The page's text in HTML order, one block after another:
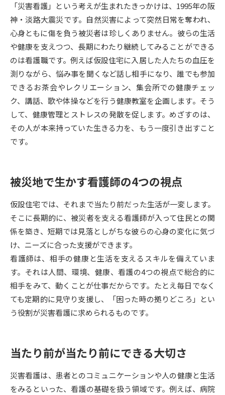
高等学校（情報）教員資格認定
試験
大学研究 大学検索
大学で学べる内容や特徴を調べる
新増設大学・学部・学科特集
国際・グローバルに強い大学特
データサイエンス特集
（高3生用）
（高2生用）
SELFBRAND特集ページ
オープンキャンパスなどを調べる
オープンキャンパス検索 実施プログラムから探す
来場型・Web型イベント特集 夢ナビライブ
受験準備 資料検索
志望校・出願校を調べる
「災害看護」という考えが生まれたきっかけは、1995年の阪
神・淡路大震災です。自然災害によって突然日常を奪われ、
心身ともに傷を負う被災者は珍しくありません。彼らの生活
や健康を支えつつ、長期にわたり継続してみることができる
のは看護職です。例えば仮設住宅に入居した人たちの血圧を
測りながら、悩み事を聞くなど話し相手になり、誰でも参加
できるお茶会やレクリエーション、集会所での健康チェッ
ク、講話、歌や体操などを行う健康教室を企画します。そう
して、健康管理とストレスの発散を促します。めざすのは、
その人が本来持っていた生きる力を、もう一度引き出すこと
です。
被災地で生かす看護師の4つの視点
仮設住宅では、それまで当たり前だった生活が一変します。
そこに長期的に、被災者を支える看護師が入って住民との関
係を築き、短期では見落としがちな彼らの心身の変化に気づ
け、ニーズに合った支援ができます。
看護師は、相手の健康と生活を支えるスキルを備えていま
す。それは人間、環境、健康、看護の4つの視点で総合的に
相手をみて、動くことが仕事だからです。たとえ毎日でなく
ても定期的に見守り支援し、「困った時の拠りどころ」とい
う役割が災害看護に求められるものです。
当たり前が当たり前にできる大切さ
災害看護は、患者とのコミュニケーションや人の健康と生活
をみるといった、看護の基礎を扱う領域です。例えば、病院